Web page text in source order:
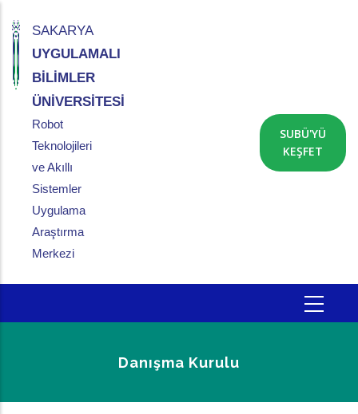
içeriğe
atla
SAKARYA
UYGULAMALI
BİLİMLER
ÜNİVERSİTESİ
Robot
Teknolojileri
ve Akıllı
Sistemler
Uygulama
Araştırma
Merkezi
SUBÜ'YÜ
KEŞFET
Danışma Kurulu